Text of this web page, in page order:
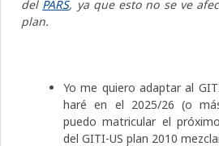
del PARS, ya que esto no se ve
plan.
Yo me quiero adaptar al
haré en el 2025/26 (o
puedo matricular el
del GITI-US plan 2010